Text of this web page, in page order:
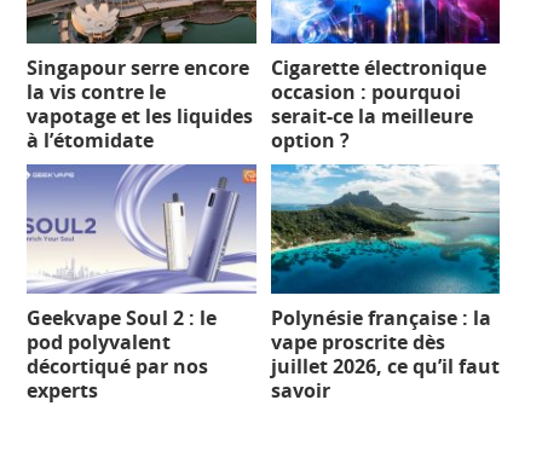
Singapour serre encore
la vis contre le
vapotage et les liquides
à l’étomidate
Cigarette électronique
occasion : pourquoi
serait-ce la meilleure
option ?
Geekvape Soul 2 : le
pod polyvalent
décortiqué par nos
experts
Polynésie française : la
vape proscrite dès
juillet 2026, ce qu’il faut
savoir